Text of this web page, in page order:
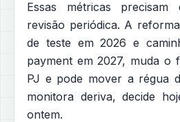
Essas métricas
revisão periódica. A
de teste em 2026 e
payment em 2027, muda o
PJ e pode mover a régua
monitora deriva, decide
ontem.